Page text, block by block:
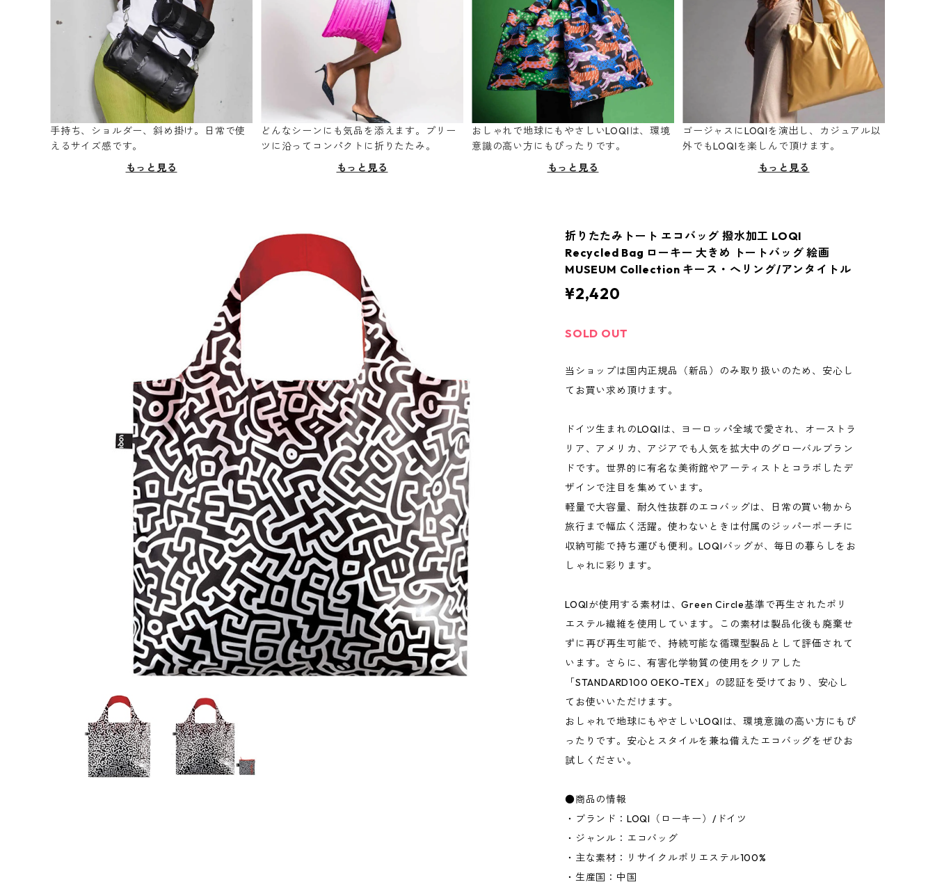
手持ち、ショルダー、斜め掛け。日常で使
えるサイズ感です。
もっと見る
どんなシーンにも気品を添えます。プリー
ツに沿ってコンパクトに折りたたみ。
もっと見る
おしゃれで地球にもやさしいLOQIは、環境
意識の高い方にもぴったりです。
もっと見る
ゴージャスにLOQIを演出し、カジュアル以
外でもLOQIを楽しんで頂けます。
もっと見る
折りたたみトート エコバッグ 撥水加工 LOQI
Recycled Bag ローキー 大きめ トートバッグ 絵画
MUSEUM Collection キース・へリング/アンタイトル
¥2,420
SOLD OUT
当ショップは国内正規品（新品）のみ取り扱いのため、安心し
てお買い求め頂けます。
ドイツ生まれのLOQIは、ヨーロッパ全域で愛され、オーストラ
リア、アメリカ、アジアでも人気を拡大中のグローバルブラン
ドです。世界的に有名な美術館やアーティストとコラボしたデ
ザインで注目を集めています。
軽量で大容量、耐久性抜群のエコバッグは、日常の買い物から
旅行まで幅広く活躍。使わないときは付属のジッパーポーチに
収納可能で持ち運びも便利。LOQIバッグが、毎日の暮らしをお
しゃれに彩ります。
LOQIが使用する素材は、Green Circle基準で再生されたポリ
エステル繊維を使用しています。この素材は製品化後も廃棄せ
ずに再び再生可能で、持続可能な循環型製品として評価されて
います。さらに、有害化学物質の使用をクリアした
「STANDARD100 OEKO-TEX」の認証を受けており、安心し
てお使いいただけます。
おしゃれで地球にもやさしいLOQIは、環境意識の高い方にもぴ
ったりです。安心とスタイルを兼ね備えたエコバッグをぜひお
試しください。
●商品の情報
・ブランド：LOQI（ローキー）/ドイツ
・ジャンル：エコバッグ
・主な素材：リサイクルポリエステル100%
・生産国：中国